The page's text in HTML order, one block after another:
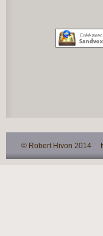
© Robert Hivon 2014